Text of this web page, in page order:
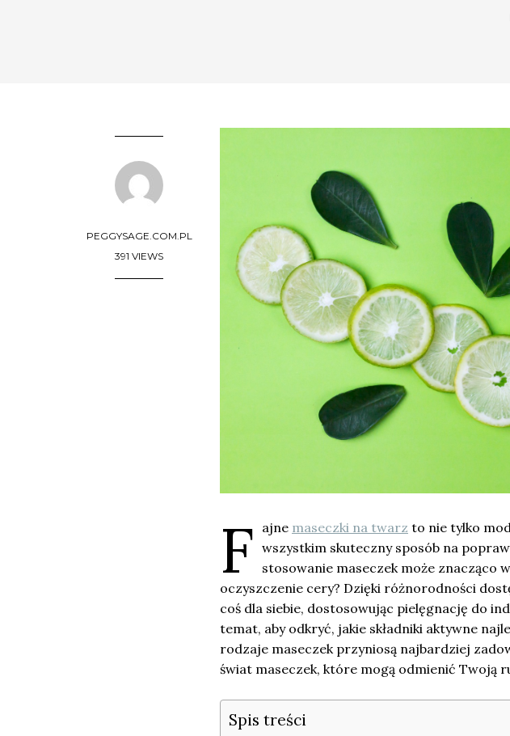
PEGGYSAGE.COM.PL
391 VIEWS
F ajne maseczki na twarz to nie tylko
wszystkim skuteczny sposób na
stosowanie maseczek może znacząco
oczyszczenie cery? Dzięki różnorodności
coś dla siebie, dostosowując pielęgnację do
temat, aby odkryć, jakie składniki aktywne
rodzaje maseczek przyniosą najbardziej
świat maseczek, które mogą odmienić Twoją
Spis treści